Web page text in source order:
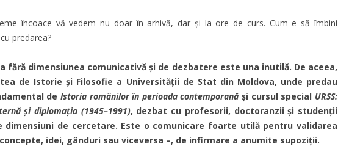
încoace vă vedem nu doar în arhivă, dar și la ore de curs. Cum e să îmbini
predarea?
fără dimensiunea comunicativă și de dezbatere este una inutilă. De aceea,
de Istorie și Filosofie a Universității de Stat din Moldova, unde predau
de Istoria românilor în perioada contemporană și cursul special URSS:
și diplomația (1945–1991), dezbat cu profesorii, doctoranzii și studenții
dimensiuni de cercetare. Este o comunicare foarte utilă pentru validarea
idei, gânduri sau viceversa –, de infirmare a anumite supoziții.